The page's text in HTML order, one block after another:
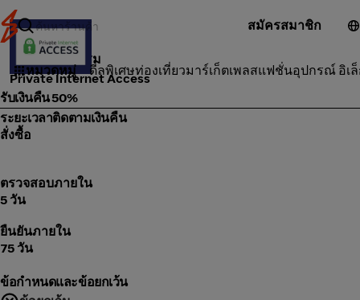
สมัครสมาชิก
หมวดหมู่ ดีลพิเศษท่องเที่ยวมาร์เก็ตเพลสแฟชั่นอุปกรณ์ อิเ
บริการ ซ่อมแซม
Private Internet Access
รับเงินคืน 50%
ระยะเวลาติดตามเงินคืน
สั่งซื้อ
ตรวจสอบภายใน
5 วัน
ยืนยันภายใน
75 วัน
ข้อกำหนดและข้อยกเว้น